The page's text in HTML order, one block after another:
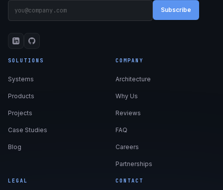
Subscribe
SOLUTIONS
Systems
Products
Projects
Case Studies
Blog
COMPANY
Architecture
Why Us
Reviews
FAQ
Careers
Partnerships
LEGAL CONTACT